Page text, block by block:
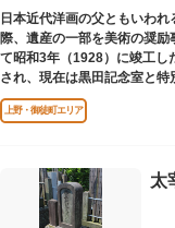
日本近代洋画の父ともいわ
際、遺産の一部を美術の奨
て昭和3年（1928）に竣工し
され、現在は黒田記念室と特
上野・御徒町エリア
太